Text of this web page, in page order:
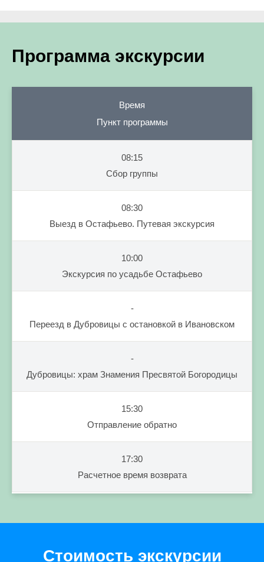
Программа экскурсии
Время
Пункт программы
08:15
Сбор группы
08:30
Выезд в Остафьево. Путевая экскурсия
10:00
Экскурсия по усадьбе Остафьево
-
Переезд в Дубровицы с остановкой в Ивановском
-
Дубровицы: храм Знамения Пресвятой Богородицы
15:30
Отправление обратно
17:30
Расчетное время возврата
Стоимость экскурсии